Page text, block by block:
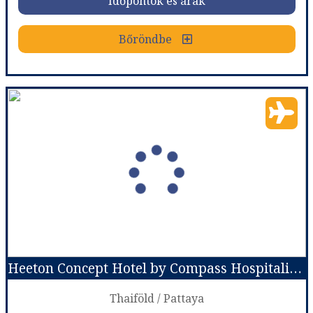
Bőröndbe
Bőröndbe
Thaiföld - a Távol-Kelet varázsa II. - nagy thaiföldi körutazás
Körutazás Thaiföldön
Utazás módja: Repülővel
Ellátás:leírás szerint
Szálláskategória:Hotel ****
Időpont: 2026-11-29 | 12 éj Heeton Concept Hotel by Compass Hospitality - 12 éjszakás
Thaiföld / Pattaya